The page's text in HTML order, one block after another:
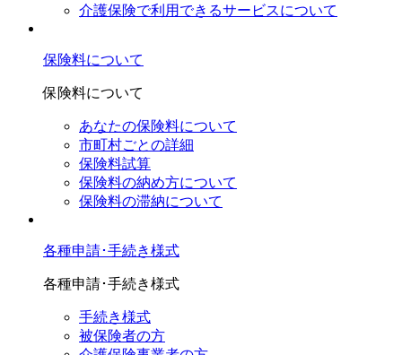
介護保険で利⽤できるサービスについて
保険料について
保険料について
あなたの保険料について
市町村ごとの詳細
保険料試算
保険料の納め方について
保険料の滞納について
各種申請･手続き様式
各種申請･手続き様式
手続き様式
被保険者の方